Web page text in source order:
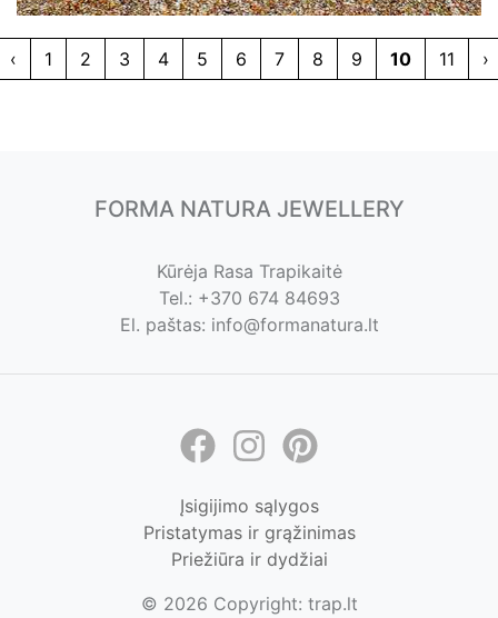
‹ 1 2 3 4 5 6 7 8 9 10 11 ›
FORMA NATURA JEWELLERY
Kūrėja Rasa Trapikaitė
Tel.: +370 674 84693
El. paštas: info@formanatura.lt
Įsigijimo sąlygos
Pristatymas ir grąžinimas
Priežiūra ir dydžiai
© 2026 Copyright: trap.lt